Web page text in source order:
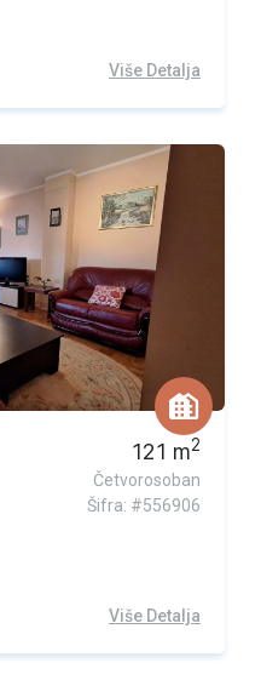
Više Detalja
121 m2
Četvorosoban
Šifra: #556906
Više Detalja